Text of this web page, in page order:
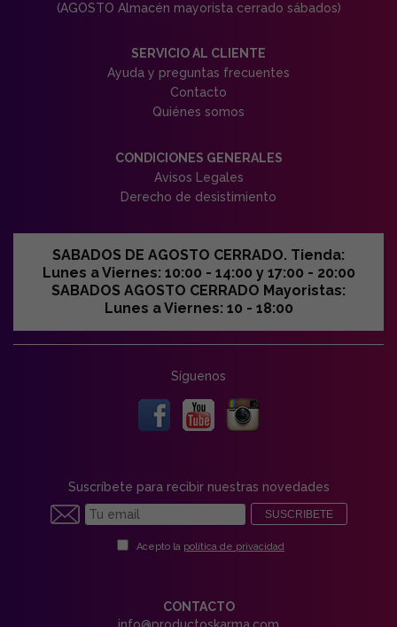
(AGOSTO Almacén mayorista cerrado sábados)
SERVICIO AL CLIENTE
Ayuda y preguntas frecuentes
Contacto
Quiénes somos
CONDICIONES GENERALES
Avisos Legales
Derecho de desistimiento
SABADOS DE AGOSTO CERRADO. Tienda:
Lunes a Viernes: 10:00 - 14:00 y 17:00 - 20:00
SABADOS AGOSTO CERRADO Mayoristas:
Lunes a Viernes: 10 - 18:00
Síguenos
Suscríbete para recibir nuestras novedades
SUSCRIBETE
Acepto la política de privacidad
CONTACTO